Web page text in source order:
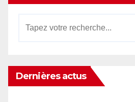
Dernières actus